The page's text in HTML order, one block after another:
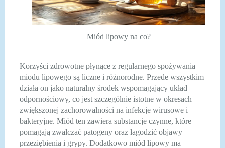
Miód lipowy na co?
Korzyści zdrowotne płynące z regularnego spożywania
miodu lipowego są liczne i różnorodne. Przede wszystkim
działa on jako naturalny środek wspomagający układ
odpornościowy, co jest szczególnie istotne w okresach
zwiększonej zachorowalności na infekcje wirusowe i
bakteryjne. Miód ten zawiera substancje czynne, które
pomagają zwalczać patogeny oraz łagodzić objawy
przeziębienia i grypy. Dodatkowo miód lipowy ma